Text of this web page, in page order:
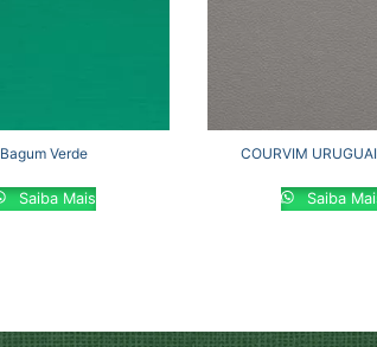
Bagum Verde
Saiba Mais
COURVIM
Saiba